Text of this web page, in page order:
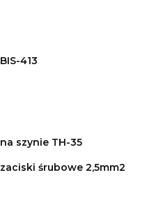
BIS-413
na szynie TH-35
zaciski śrubowe 2,5mm2